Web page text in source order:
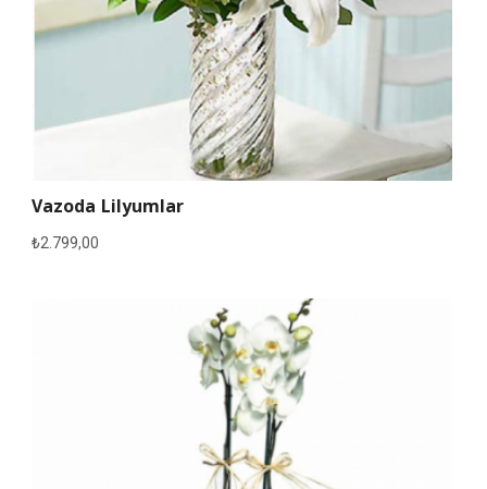
Vazoda Lilyumlar
₺2.799,00